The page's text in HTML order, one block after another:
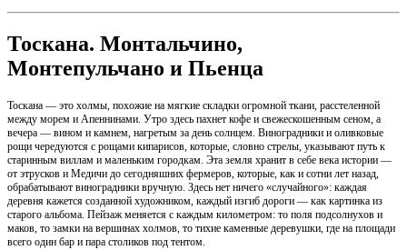
Тоскана. Монтальчино,
Монтепульчано и Пьенца
Тоскана — это холмы, похожие на мягкие складки огромной ткани, расстеленной
между морем и Апеннинами. Утро здесь пахнет кофе и свежескошенным сеном, а
вечера — вином и камнем, нагретым за день солнцем. Виноградники и оливковые
рощи чередуются с рощами кипарисов, которые, словно стрелы, указывают путь к
старинным виллам и маленьким городкам. Эта земля хранит в себе века истории —
от этрусков и Медичи до сегодняшних фермеров, которые, как и сотни лет назад,
обрабатывают виноградники вручную. Здесь нет ничего «случайного»: каждая
деревня кажется созданной художником, каждый изгиб дороги — как картинка из
старого альбома. Пейзаж меняется с каждым километром: то поля подсолнухов и
маков, то замки на вершинах холмов, то тихие каменные деревушки, где на площади
всего один бар и пара столиков под тентом.